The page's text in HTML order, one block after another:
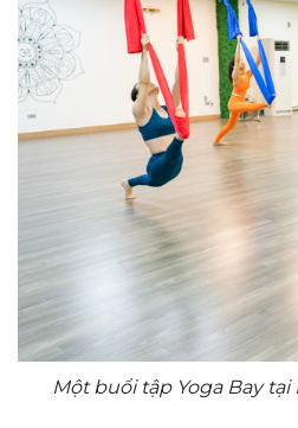
Một buổi tập Yoga Bay tại